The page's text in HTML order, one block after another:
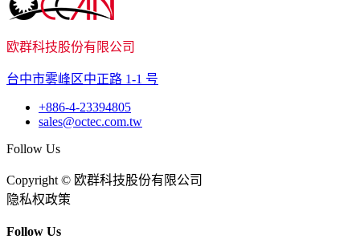
欧群科技股份有限公司
台中市雾峰区中正路 1-1 号
+886-4-23394805
sales@octec.com.tw
Follow Us
Copyright © 欧群科技股份有限公司
隐私权政策
Follow Us